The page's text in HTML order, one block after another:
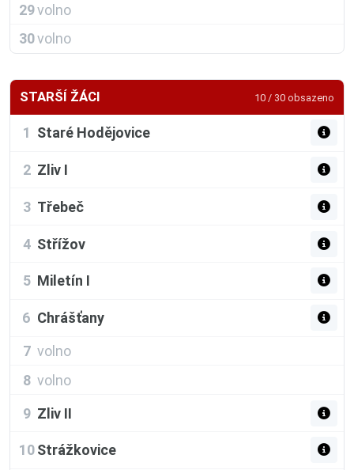
29volno
30volno
STARŠÍ ŽÁCI 10 / 30 obsazeno
1 Staré Hodějovice
2 Zliv I
3 Třebeč
4 Střížov
5 Miletín I
6 Chrášťany
7 volno
8 volno
9 Zliv II
10 Strážkovice